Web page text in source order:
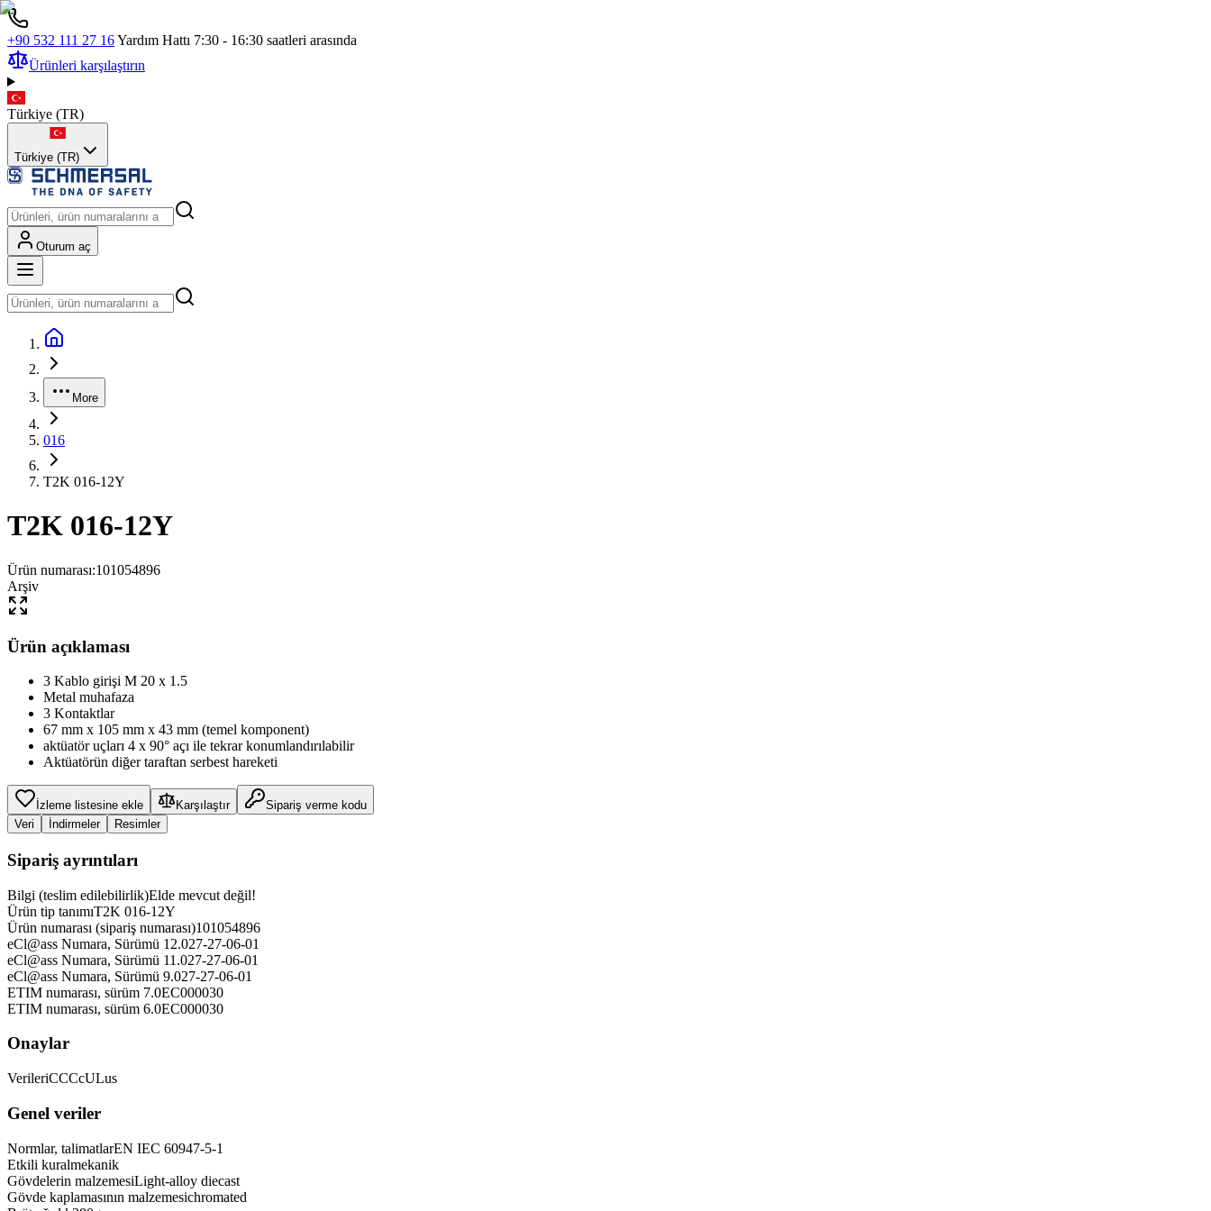
+90 532 111 27 16Yardım Hattı 7:30 - 16:30 saatleri arasında
Ürünleri karşılaştırın
Türkiye (TR)
Türkiye (TR)
Oturum aç
More
016
T2K 016-12Y
T2K 016-12Y
Ürün numarası:101054896
Arşiv
Ürün açıklaması
3 Kablo girişi M 20 x 1.5
Metal muhafaza
3 Kontaktlar
67 mm x 105 mm x 43 mm (temel komponent)
aktüatör uçları 4 x 90° açı ile tekrar konumlandırılabilir
Aktüatörün diğer taraftan serbest hareketi
İzleme listesine ekle Karşılaştır
Sipariş verme kodu
Veri
İndirmeler Resimler
Sipariş ayrıntıları
Bilgi (teslim edilebilirlik)Elde mevcut değil!
Ürün tip tanımıT2K 016-12Y
Ürün numarası (sipariş numarası)101054896
eCl@ass Numara, Sürümü 12.027-27-06-01
eCl@ass Numara, Sürümü 11.027-27-06-01
eCl@ass Numara, Sürümü 9.027-27-06-01
ETIM numarası, sürüm 7.0EC000030
ETIM numarası, sürüm 6.0EC000030
Onaylar
VerileriCCCcULus
Genel veriler
Normlar, talimatlarEN IEC 60947-5-1
Etkili kuralmekanik
Gövdelerin malzemesiLight-alloy diecast
Gövde kaplamasının malzemesichromated